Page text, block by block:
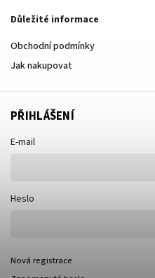
Důležité informace
Obchodní podmínky
Jak nakupovat
PŘIHLÁŠENÍ
E-mail
Heslo
Nová registrace